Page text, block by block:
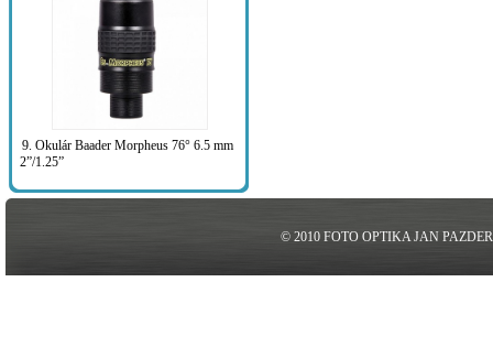
9. Okulár Baader Morpheus 76° 6.5 mm
2”/1.25”
© 2010 FOTO OPTIKA JAN